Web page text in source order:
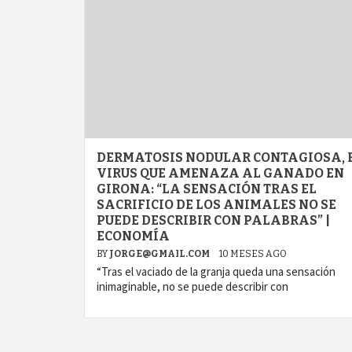
DERMATOSIS NODULAR CONTAGIOSA,
VIRUS QUE AMENAZA AL GANADO EN
GIRONA: “LA SENSACIÓN TRAS EL
SACRIFICIO DE LOS ANIMALES NO SE
PUEDE DESCRIBIR CON PALABRAS” |
ECONOMÍA
BY JORGE@GMAIL.COM 10 MESES AGO
“Tras el vaciado de la granja queda una sensación
inimaginable, no se puede describir con